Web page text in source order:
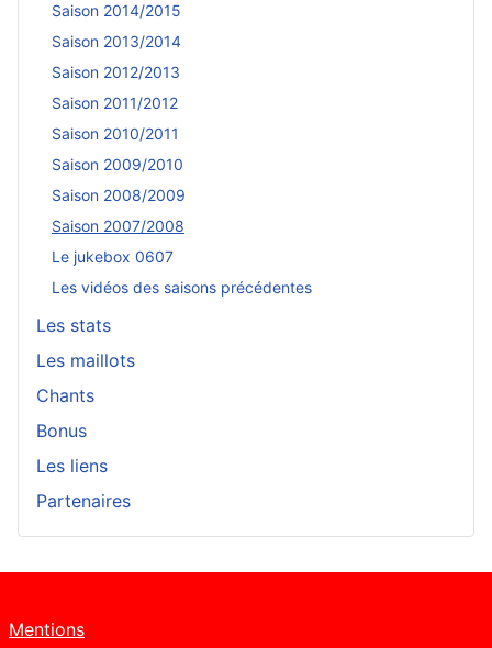
Saison 2014/2015
Saison 2013/2014
Saison 2012/2013
Saison 2011/2012
Saison 2010/2011
Saison 2009/2010
Saison 2008/2009
Saison 2007/2008
Le jukebox 0607
Les vidéos des saisons précédentes
Les stats
Les maillots
Chants
Bonus
Les liens
Partenaires
Mentions